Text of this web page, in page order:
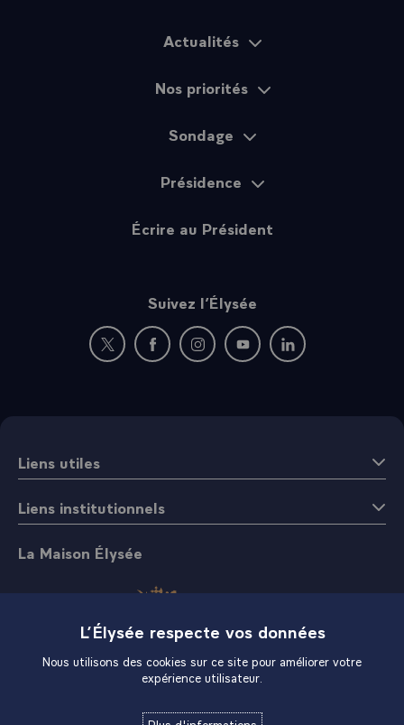
Actualités
Nos priorités
Sondage
Présidence
Écrire au Président
Suivez l’Élysée
Nouvelle fenêtre : rejoignez-nous sur Twitter
Nouvelle fenêtre : rejoignez-nous sur
Nouvelle fenêtre : rejoignez-nous
Nouvelle fenêtre :
Nouvelle fenêtre :
Liens utiles
Liens institutionnels
La Maison Élysée
L’Élysée respecte vos données
Nous utilisons des cookies sur ce site pour améliorer votre
expérience utilisateur.